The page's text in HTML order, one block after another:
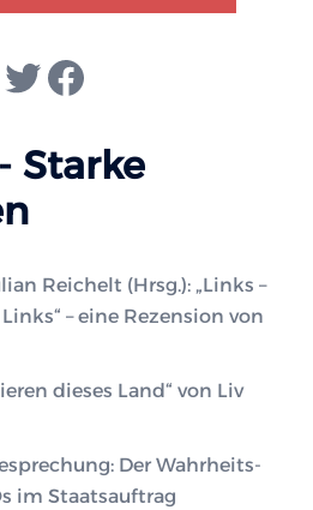
Twitter
Facebook
Starke
Reichelt (Hrsg.): „Links –
– eine Rezension von
dieses Land“ von Liv
Der Wahrheits-
im Staatsauftrag